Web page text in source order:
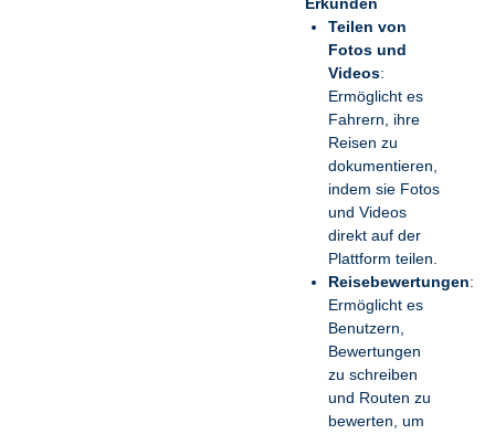
Teilen von
Fotos und
Videos:
Ermöglicht es
Fahrern, ihre
Reisen zu
dokumentieren,
indem sie Fotos
und Videos
direkt auf der
Plattform teilen.
Reisebewertungen:
Ermöglicht es
Benutzern,
Bewertungen
zu schreiben
und Routen zu
bewerten, um